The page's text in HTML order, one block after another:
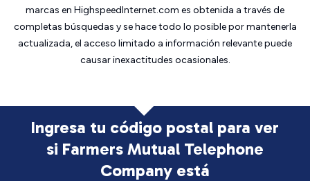
marcas en HighspeedInternet.com es obtenida a través de
completas búsquedas y se hace todo lo posible por mantenerla
actualizada, el acceso limitado a información relevante puede
causar inexactitudes ocasionales.
Ingresa tu código postal para ver
si Farmers Mutual Telephone
Company está